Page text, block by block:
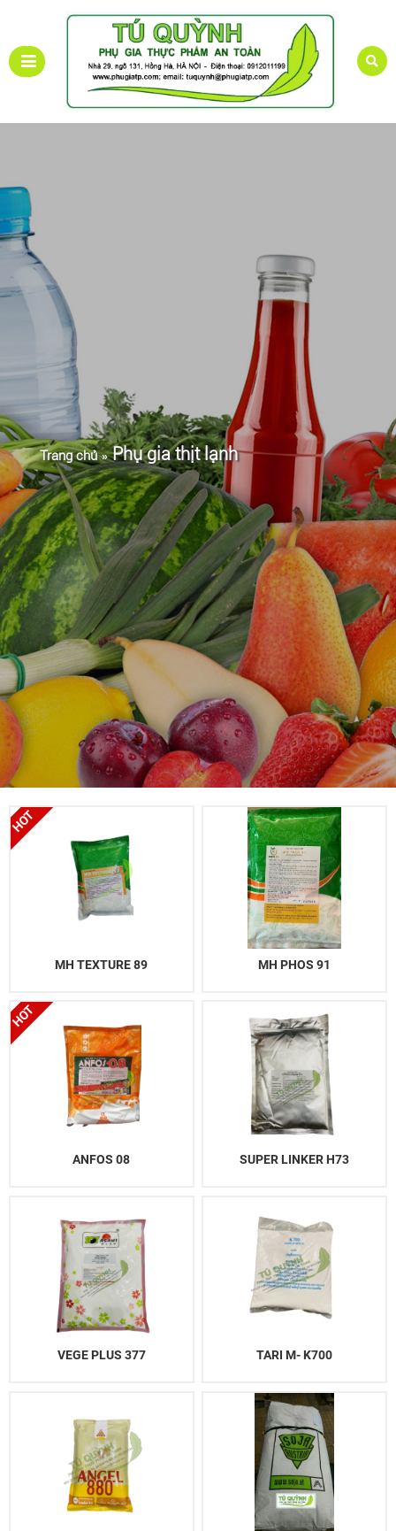
Trang chủ » Phụ gia thịt lạnh
MH TEXTURE 89 MH PHOS 91
ANFOS 08 SUPER LINKER H73
VEGE PLUS 377 TARI M- K700